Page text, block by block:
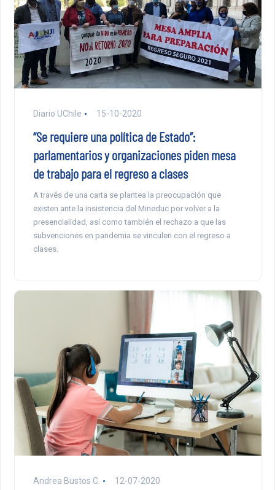
Diario UChile 15-10-2020
“Se requiere una política de Estado”:
parlamentarios y organizaciones piden mesa
de trabajo para el regreso a clases
A través de una carta se plantea la preocupación que
existen ante la insistencia del Mineduc por volver a la
presencialidad, así como también el rechazo a que las
subvenciones en pandemia se vinculen con el regreso a
clases.
Andrea Bustos C. 12-07-2020